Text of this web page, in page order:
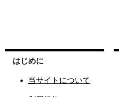
はじめに
当サイトについて